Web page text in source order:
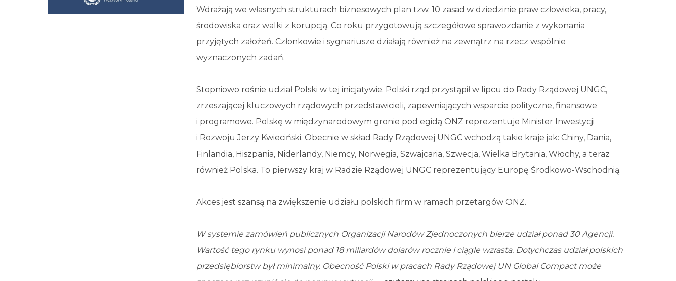
Wdrażają we własnych strukturach biznesowych plan tzw. 10 zasad w dziedzinie praw człowieka, pracy,
środowiska oraz walki z korupcją. Co roku przygotowują szczegółowe sprawozdanie z wykonania
przyjętych założeń. Członkowie i sygnariusze działają również na zewnątrz na rzecz wspólnie
wyznaczonych zadań.
Stopniowo rośnie udział Polski w tej inicjatywie. Polski rząd przystąpił w lipcu do Rady Rządowej UNGC,
zrzeszającej kluczowych rządowych przedstawicieli, zapewniających wsparcie polityczne, finansowe
i programowe. Polskę w międzynarodowym gronie pod egidą ONZ reprezentuje Minister Inwestycji
i Rozwoju Jerzy Kwieciński. Obecnie w skład Rady Rządowej UNGC wchodzą takie kraje jak: Chiny, Dania,
Finlandia, Hiszpania, Niderlandy, Niemcy, Norwegia, Szwajcaria, Szwecja, Wielka Brytania, Włochy, a teraz
również Polska. To pierwszy kraj w Radzie Rządowej UNGC reprezentujący Europę Środkowo-Wschodnią.
Akces jest szansą na zwiększenie udziału polskich firm w ramach przetargów ONZ.
W systemie zamówień publicznych Organizacji Narodów Zjednoczonych bierze udział ponad 30 Agencji.
Wartość tego rynku wynosi ponad 18 miliardów dolarów rocznie i ciągle wzrasta. Dotychczas udział polskich
przedsiębiorstw był minimalny. Obecność Polski w pracach Rady Rządowej UN Global Compact może